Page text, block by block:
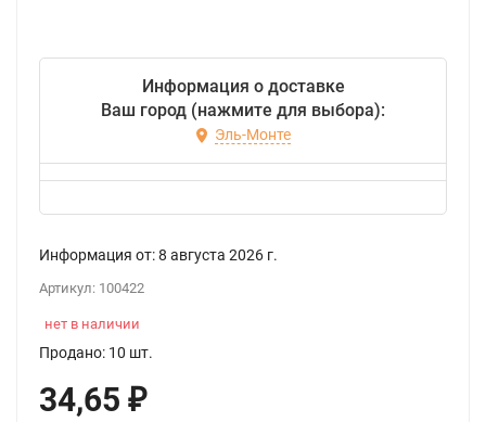
Информация о доставке
Ваш город (нажмите для выбора):
Эль-Монте
Информация от:8 августа 2026 г.
Артикул: 100422
нет в наличии
Продано: 10 шт.
34,65 ₽